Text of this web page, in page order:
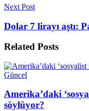
Next Post
Dolar 7 lirayı aştı:
Related Posts
Güncel
Amerika’daki
söylüyor?